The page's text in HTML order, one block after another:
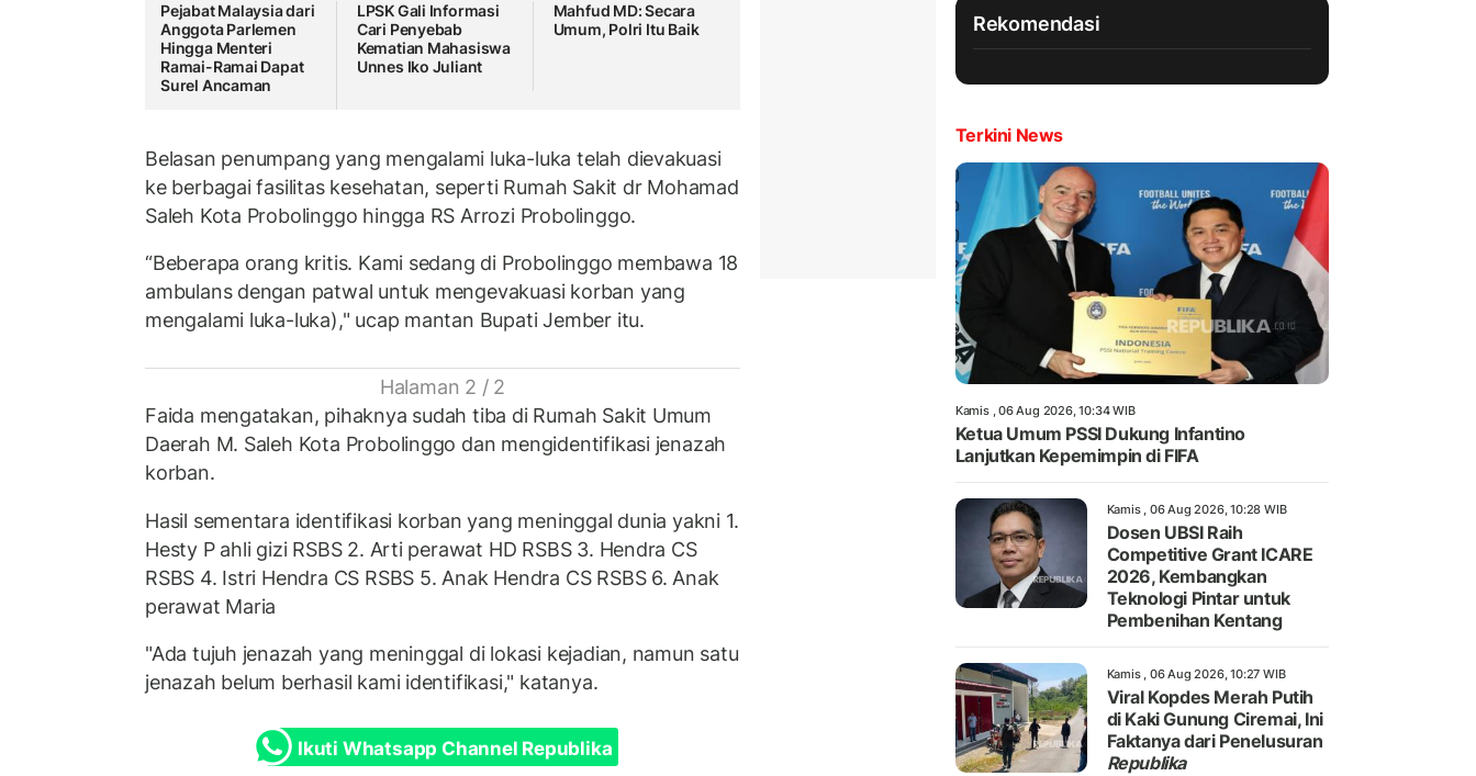
Pejabat Malaysia dari
Anggota Parlemen
Hingga Menteri
Ramai-Ramai Dapat
Surel Ancaman
LPSK Gali Informasi
Cari Penyebab
Kematian Mahasiswa
Unnes Iko Juliant
Mahfud MD: Secara
Umum, Polri Itu Baik
Belasan penumpang yang mengalami luka-luka telah dievakuasi
ke berbagai fasilitas kesehatan, seperti Rumah Sakit dr Mohamad
Saleh Kota Probolinggo hingga RS Arrozi Probolinggo.
“Beberapa orang kritis. Kami sedang di Probolinggo membawa 18
ambulans dengan patwal untuk mengevakuasi korban yang
mengalami luka-luka)," ucap mantan Bupati Jember itu.
Halaman 2 / 2
Faida mengatakan, pihaknya sudah tiba di Rumah Sakit Umum
Daerah M. Saleh Kota Probolinggo dan mengidentifikasi jenazah
korban.
Hasil sementara identifikasi korban yang meninggal dunia yakni 1.
Hesty P ahli gizi RSBS 2. Arti perawat HD RSBS 3. Hendra CS
RSBS 4. Istri Hendra CS RSBS 5. Anak Hendra CS RSBS 6. Anak
perawat Maria
"Ada tujuh jenazah yang meninggal di lokasi kejadian, namun satu
jenazah belum berhasil kami identifikasi," katanya.
Ikuti Whatsapp Channel Republika
Rekomendasi
Terkini News
Kamis , 06 Aug 2026, 10:34 WIB
Ketua Umum PSSI Dukung Infantino
Lanjutkan Kepemimpin di FIFA
Kamis , 06 Aug 2026, 10:28 WIB
Dosen UBSI Raih
Competitive Grant ICARE
2026, Kembangkan
Teknologi Pintar untuk
Pembenihan Kentang
Kamis , 06 Aug 2026, 10:27 WIB
Viral Kopdes Merah Putih
di Kaki Gunung Ciremai, Ini
Faktanya dari Penelusuran
Republika